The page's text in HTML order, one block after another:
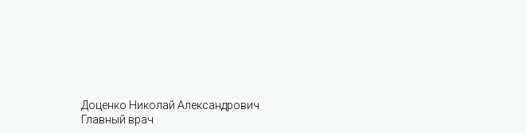
Доценко Николай Александрович
Главный врач